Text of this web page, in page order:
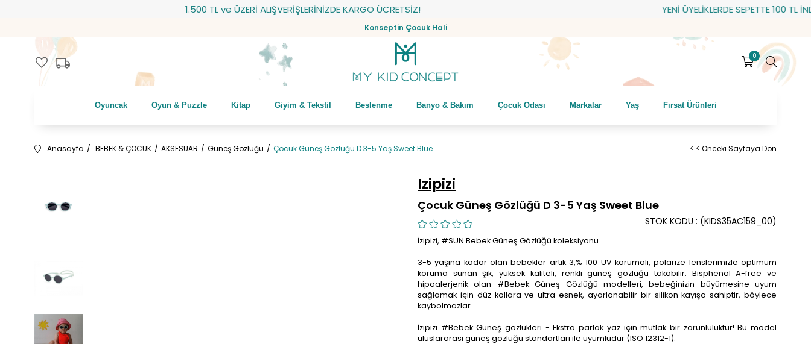
1.500 TL ve ÜZERİ ALIŞVERİŞLERİNİZDE KARGO ÜCRETSİZ! YENİ ÜYELİKLERDE SEPETTE 100 TL
Konseptin Çocuk Hali
favorite local_shipping 0
Oyuncak Oyun & Puzzle Kitap Giyim & Tekstil Beslenme Banyo & Bakım Çocuk Odası Markalar Yaş Fırsat Ürünleri
Anasayfa BEBEK & ÇOCUK AKSESUAR Güneş Gözlüğü Çocuk Güneş Gözlüğü D 3-5 Yaş Sweet Blue < < Önceki Sayfaya Dön
Izipizi
Çocuk Güneş Gözlüğü D 3-5 Yaş Sweet Blue
(KIDS35AC159_00)
STOK KODU
İzipizi, #SUN Bebek Güneş Gözlüğü koleksiyonu.
3-5 yaşına kadar olan bebekler artık 3,% 100 UV korumalı, polarize lenslerimizle optimum
koruma sunan şık, yüksek kaliteli, renkli güneş gözlüğü takabilir. Bisphenol A-free ve
hipoalerjenik olan #Bebek Güneş Gözlüğü modelleri, bebeğinizin büyümesine uyum
sağlamak için düz kollara ve ultra esnek, ayarlanabilir bir silikon kayışa sahiptir, böylece
kaybolmazlar.
İzipizi #Bebek Güneş gözlükleri - Ekstra parlak yaz için mutlak bir zorunluluktur! Bu model
uluslararası güneş gözlüğü standartları ile uyumludur (ISO 12312-1).